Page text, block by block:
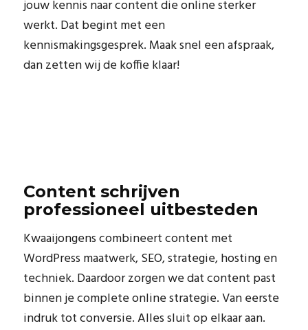
jouw kennis naar content die online sterker
werkt. Dat begint met een
kennismakingsgesprek. Maak snel een afspraak,
dan zetten wij de koffie klaar!
Content schrijven
professioneel uitbesteden
Kwaaijongens combineert content met
WordPress maatwerk, SEO, strategie, hosting en
techniek. Daardoor zorgen we dat content past
binnen je complete online strategie. Van eerste
indruk tot conversie. Alles sluit op elkaar aan.